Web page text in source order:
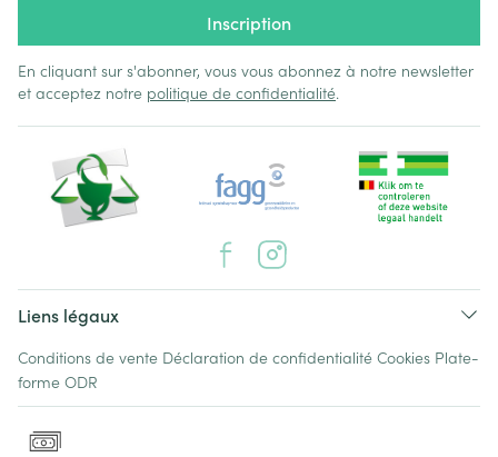
Inscription
En cliquant sur s'abonner, vous vous abonnez à notre newsletter
et acceptez notre politique de confidentialité.
Liens légaux
Conditions de vente Déclaration de confidentialité Cookies Plate-
forme ODR